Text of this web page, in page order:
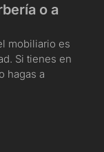
o a
mobiliario es
Si tienes en
hagas a